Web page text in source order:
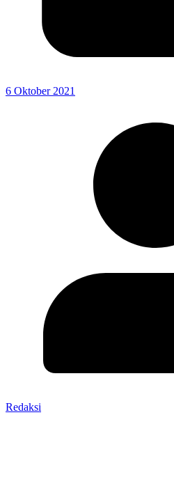
6 Oktober 2021
Redaksi